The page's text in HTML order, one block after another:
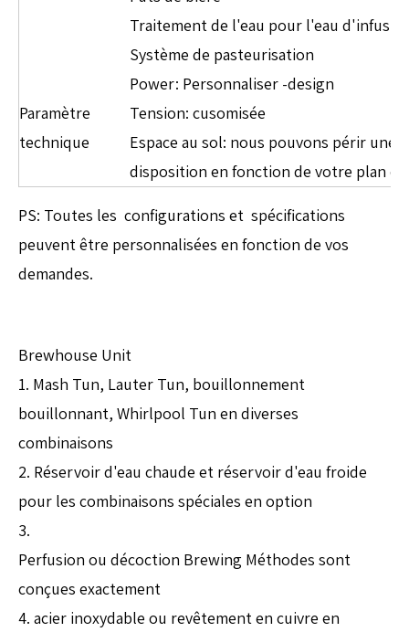
Traitement de l'eau pour l'eau
Système de pasteurisation
Paramètre
technique
Power: Personnaliser -design
Tension: cusomisée
Espace au sol: nous pouvons périr une
disposition en fonction de votre plan
PS: Toutes les configurations et spécifications
peuvent être personnalisées en fonction de vos
demandes.
Brewhouse Unit
1. Mash Tun, Lauter Tun, bouillonnement
bouillonnant, Whirlpool Tun en diverses
combinaisons
2. Réservoir d'eau chaude et réservoir d'eau froide
pour les combinaisons spéciales en option
3.
Perfusion ou décoction Brewing Méthodes sont
conçues exactement
4. acier inoxydable ou revêtement en cuivre en